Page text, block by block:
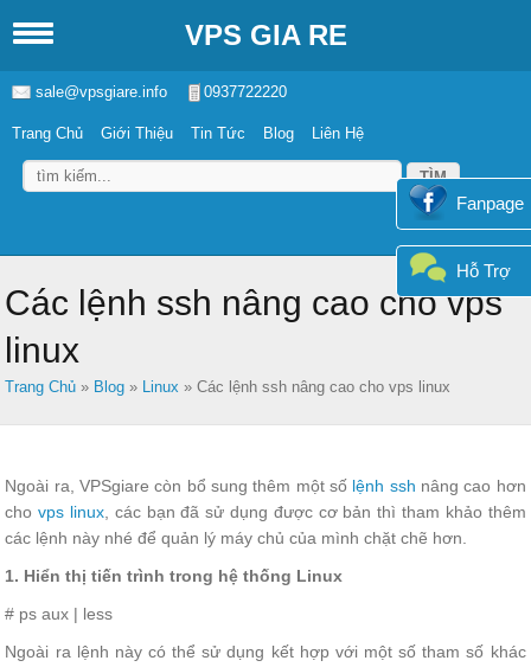
VPS GIA RE
Fanpage
Hỗ Trợ
sale@vpsgiare.info 0937722220
Trang Chủ Giới Thiệu Tin Tức Blog Liên Hệ
Các lệnh ssh nâng cao cho vps
linux
Trang Chủ » Blog » Linux »Các lệnh ssh nâng cao cho vps linux
Ngoài ra, VPSgiare còn bổ sung thêm một số lệnh ssh nâng cao hơn
chovps linux , các bạn đã sử dụng được cơ bản thì tham khảo thêm
các lệnh này nhé để quản lý máy chủ của mình chặt chẽ hơn.
1. Hiển thị tiến trình trong hệ thống Linux
# ps aux | less
Ngoài ra lệnh này có thể sử dụng kết hợp với một số tham số khác